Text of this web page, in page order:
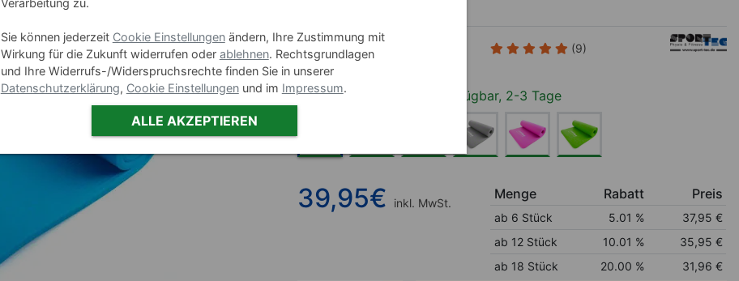
Art-Nr. 02971--01 (9)
Farbe:Blau, wenige verfügbar, 2-3 Tage
39,95€ inkl. MwSt.
Menge Rabatt Preis
ab 6 Stück 5.01 % 37,95 €
ab 12 Stück
10.01 % 35,95 €
ab 18 Stück
20.00 % 31,96 €
Verarbeitung zu.
Sie können jederzeit Cookie Einstellungenändern, Ihre Zustimmung mit
Wirkung für die Zukunft widerrufen oder ablehnen. Rechtsgrundlagen
und Ihre Widerrufs-/Widerspruchsrechte finden Sie in unserer
Datenschutzerklärung, Cookie Einstellungenund im Impressum.
ALLE AKZEPTIEREN